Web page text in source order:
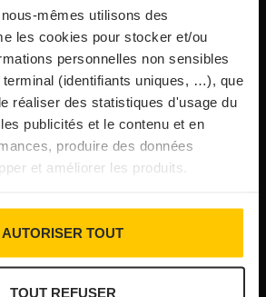
mêmes utilisons des
les cookies pour stocker et/ou
personnelles non sensibles
(identifiants uniques, …), que
réaliser des statistiques d'usage du
publicités et le contenu et en
produire des données
et améliorer les produits.
AUTORISER TOUT
TOUT REFUSER
affiche ses ambitions
31/07/2026
: la bière saison, mais pas
que…
d’urgence rehaussée à 8 000 €
l’autoroute A63 réouverte
NOS PUBLICATIONS